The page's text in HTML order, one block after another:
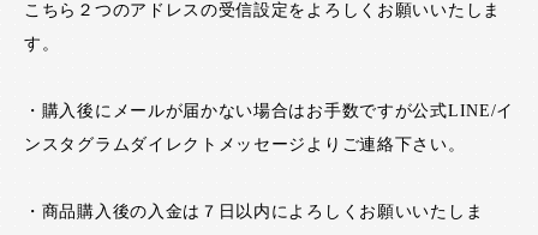
こちら２つのアドレスの受信設定をよろしくお願いいたしま
す。
・購入後にメールが届かない場合はお手数ですが公式LINE/イ
ンスタグラムダイレクトメッセージよりご連絡下さい。
・商品購入後の入金は７日以内によろしくお願いいたしま